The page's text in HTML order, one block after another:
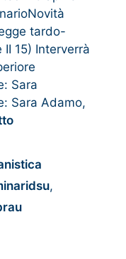
tardo-
15) Interverrà
Sara
Sara Adamo,
,